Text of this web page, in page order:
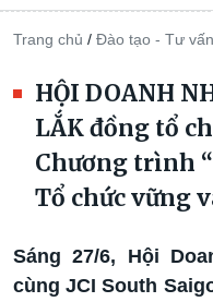
Trang chủ / Đào tạo - Tư vấn
HỘI DOANH
LẮK đồng tổ
Chương trình
Tổ chức vững
Sáng 27/6, Hội
cùng JCI South